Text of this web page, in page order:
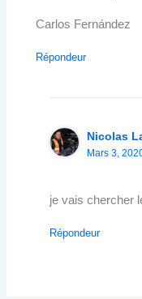
Carlos Fernández
Répondeur
Nicolas
Mars 3,
je vais chercher
Répondeur